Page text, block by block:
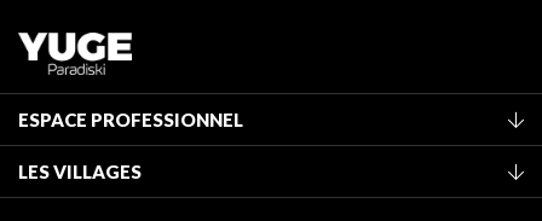
ESPACE PROFESSIONNEL
Classement des meublés
LES VILLAGES